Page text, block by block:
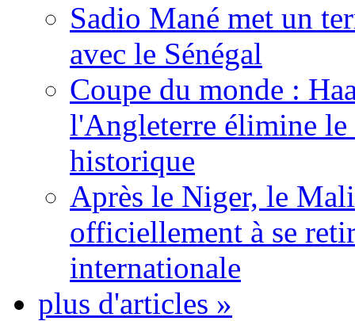
Sadio Mané met un
avec le Sénégal
Coupe du monde :
l'Angleterre élimine
historique
Après le Niger, le
officiellement à se
internationale
plus d'articles »